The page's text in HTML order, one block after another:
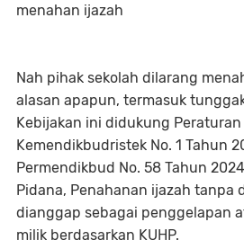
menahan ijazah
Nah pihak sekolah dilarang
alasan apapun, termasuk
Kebijakan ini didukung Peraturan
Kemendikbudristek No. 1 Tahun
Permendikbud No. 58 Tahun
Pidana, Penahanan ijazah tanpa
dianggap sebagai penggelapan
milik berdasarkan KUHP.